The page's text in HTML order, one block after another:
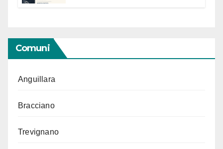
Comuni
Anguillara
Bracciano
Trevignano